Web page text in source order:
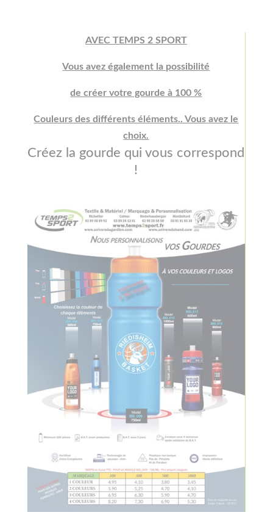
AVEC TEMPS 2 SPORT
Vous avez également la possibilité
de créer votre gourde à 100 %
Couleurs des différents éléments.. Vous avez le
choix.
Créez la gourde qui vous correspond
!